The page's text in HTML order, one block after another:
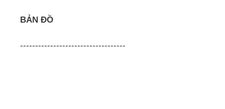
BẢN ĐỒ
-----------------------------------